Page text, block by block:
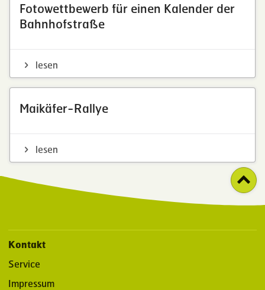
Fotowettbewerb für einen Kalender der
Bahnhofstraße
lesen
Maikäfer-Rallye
lesen
Kontakt
Service
Impressum